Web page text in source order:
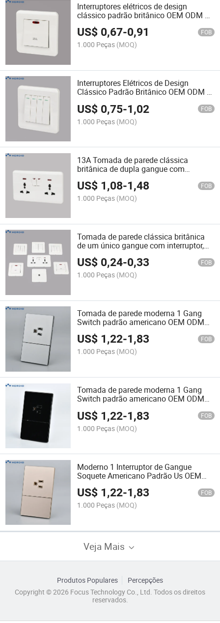
Interruptores elétricos de design
clássico padrão britânico OEM ODM de
grau industrial 20A interruptores DP
interruptores de parede
US$ 0,67-0,91 FOB
1.000 Peças (MOQ)
Interruptores Elétricos de Design
Clássico Padrão Britânico OEM ODM 4
Grau Industrial Interruptores de Parede
US$ 0,75-1,02 FOB
1.000 Peças (MOQ)
13A Tomada de parede clássica
britânica de dupla gangue com
interruptor, tomada elétrica de grau
industrial
US$ 1,08-1,48 FOB
1.000 Peças (MOQ)
Tomada de parede clássica britânica
de um único gangue com interruptor,
tomada elétrica de grau industrial,
interruptores de parede
US$ 0,24-0,33 FOB
1.000 Peças (MOQ)
Tomada de parede moderna 1 Gang
Switch padrão americano OEM ODM
cinza painel de vidro slim para fácil
instalação para atacado
US$ 1,22-1,83 FOB
1.000 Peças (MOQ)
Tomada de parede moderna 1 Gang
Switch padrão americano OEM ODM
instalação para atacado
US$ 1,22-1,83 FOB
1.000 Peças (MOQ)
Moderno 1 Interruptor de Gangue
Soquete Americano Padrão Us OEM
ODM Painel de Vidro Dourado Slim
Soquete de Parede para Instalação
Fácil para Atacado
US$ 1,22-1,83 FOB
1.000 Peças (MOQ)
Veja Mais
Produtos Populares
Percepções
Copyright © 2026 Focus Technology Co., Ltd. Todos os direitos
reservados.